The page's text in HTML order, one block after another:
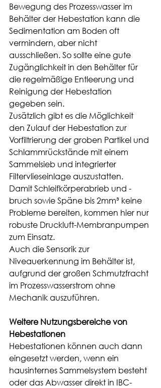
Bewegung des Prozesswasser im
Behälter der Hebestation kann die
Sedimentation am Boden oft
vermindern, aber nicht
ausschließen. So sollte eine gute
Zugänglichkeit in den Behälter für
die regelmäßige Entleerung und
Reinigung der Hebestation
gegeben sein.
Zusätzlich gibt es die Möglichkeit
den Zulauf der Hebestation zur
Vorfiltrierung der groben Partikel und
Schlammrückstände mit einem
Sammelsieb und integrierter
Filtervlieseinlage auszustatten.
Damit Schleifkörperabrieb und -
bruch sowie Späne bis 2mm³ keine
Probleme bereiten, kommen hier nur
robuste Druckluft-Membranpumpen
zum Einsatz.
Auch die Sensorik zur
Niveauerkennung im Behälter ist,
aufgrund der großen Schmutzfracht
im Prozesswasserstrom ohne
Mechanik auszuführen.
Weitere Nutzungsbereiche von
Hebestationen
Hebestationen können auch dann
eingesetzt werden, wenn ein
hausinternes Sammelsystem besteht
oder das Abwasser direkt in IBC-